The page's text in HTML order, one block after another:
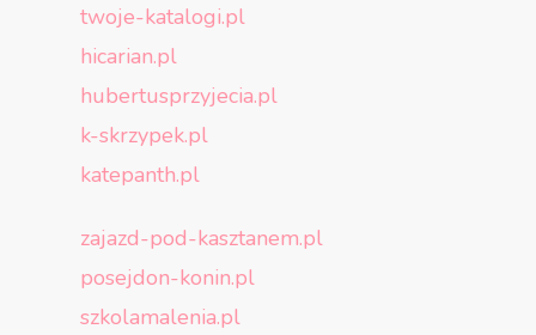
twoje-katalogi.pl
hicarian.pl
hubertusprzyjecia.pl
k-skrzypek.pl
katepanth.pl
zajazd-pod-kasztanem.pl
posejdon-konin.pl
szkolamalenia.pl